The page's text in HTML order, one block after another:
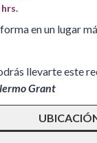
en un lugar
llevarte este
Grant